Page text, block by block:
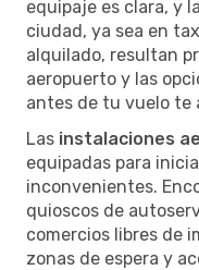
equipaje es clara, y
ciudad, ya sea en
alquilado, resultan
aeropuerto y las
antes de tu vuelo te
Las instalaciones
equipadas para
inconvenientes.
quioscos de
comercios libres de
zonas de espera y